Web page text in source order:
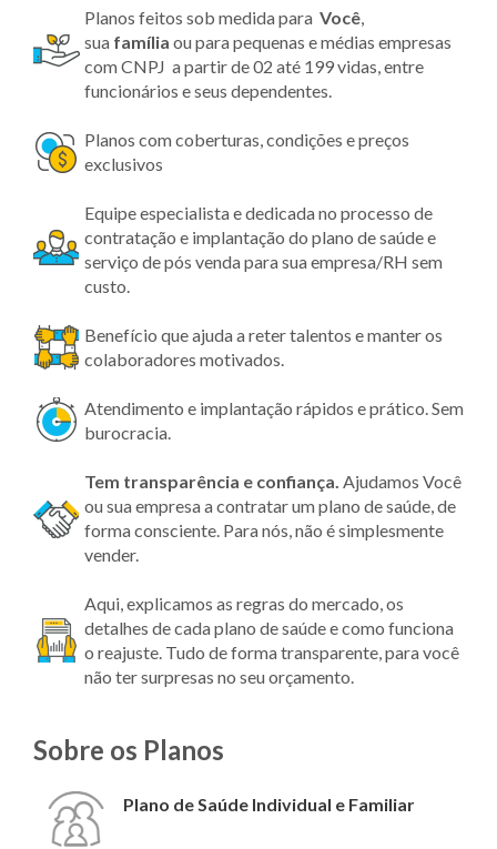
Planos feitos sob medida para Você,
sua família ou para pequenas e médias empresas
com CNPJ a partir de 02 até 199 vidas, entre
funcionários e seus dependentes.
Planos com coberturas, condições e preços
exclusivos
Equipe especialista e dedicada no processo de
contratação e implantação do plano de saúde e
serviço de pós venda para sua empresa/RH sem
custo.
Benefício que ajuda a reter talentos e manter os
colaboradores motivados.
Atendimento e implantação rápidos e prático. Sem
burocracia.
Tem transparência e confiança. Ajudamos Você
ou sua empresa a contratar um plano de saúde, de
forma consciente. Para nós, não é simplesmente
vender.
Aqui, explicamos as regras do mercado, os
detalhes de cada plano de saúde e como funciona
o reajuste. Tudo de forma transparente, para você
não ter surpresas no seu orçamento.
Sobre os Planos
Plano de Saúde Individual e Familiar